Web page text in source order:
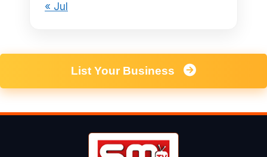
« Jul
List Your Business